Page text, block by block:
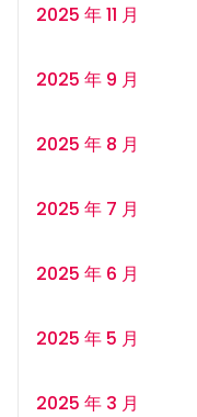
2025 年 11 月
2025 年 9 月
2025 年 8 月
2025 年 7 月
2025 年 6 月
2025 年 5 月
2025 年 3 月